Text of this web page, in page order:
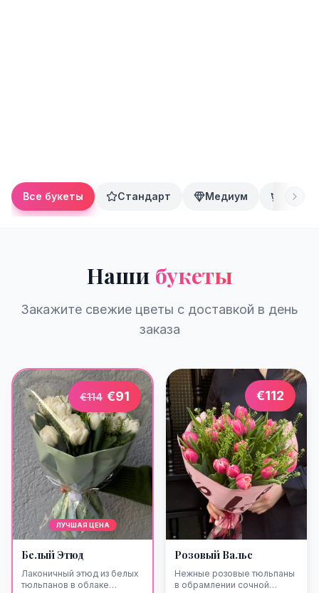
Все букеты Стандарт Медиум
Наши букеты
Закажите свежие цветы с доставкой в день
заказа
€114 €91
ЛУЧШАЯ ЦЕНА
Белый Этюд
Лаконичный этюд из белых
тюльпанов в облаке
€112
Розовый Вальс
Нежные розовые тюльпаны
в обрамлении сочной